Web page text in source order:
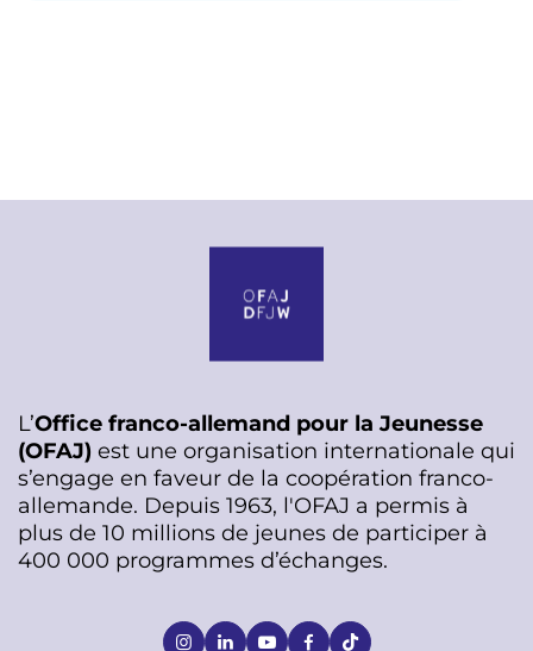
L’Office franco-allemand pour la Jeunesse
(OFAJ) est une organisation internationale qui
s’engage en faveur de la coopération franco-
allemande. Depuis 1963, l'OFAJ a permis à
plus de 10 millions de jeunes de participer à
400 000 programmes d’échanges.